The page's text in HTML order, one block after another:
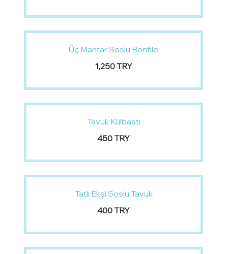
Üç Mantar Soslu Bonfile
‏1,250 TRY
Tavuk Külbastı
‏450 TRY
Tatlı Ekşi Soslu Tavuk
‏400 TRY